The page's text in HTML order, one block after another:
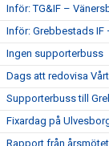
Inför: TG&IF –
Inför: Grebbestads IF
Ingen supporterbuss
Dags att redovisa
Supporterbuss till
Fixardag på
Rapport från